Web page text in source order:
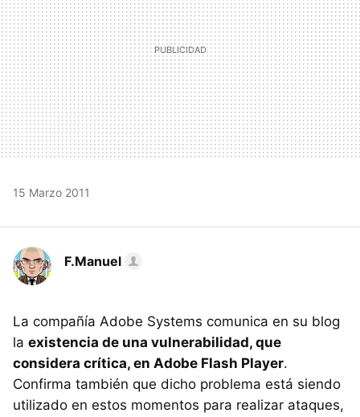
15 Marzo 2011
F.Manuel
La compañía Adobe Systems comunica en su blog
la existencia de una vulnerabilidad, que
considera crítica, en Adobe Flash Player.
Confirma también que dicho problema está siendo
utilizado en estos momentos para realizar ataques,